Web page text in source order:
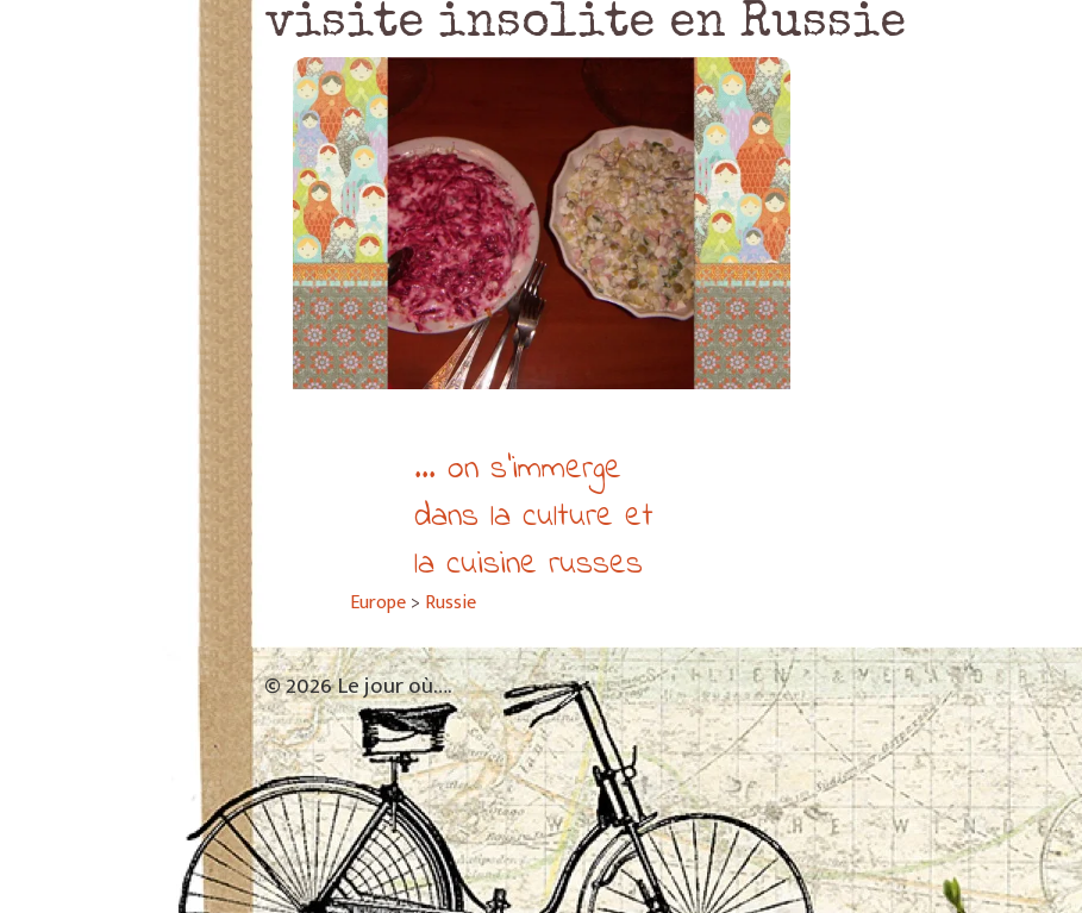
visite insolite en Russie
... on s’immerge
dans la culture et
la cuisine russes
Europe> Russie
© 2026 Le jour où….